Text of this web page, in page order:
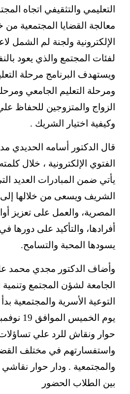
التعليمي والتثقيفي اتجاه
معالجة القضايا المجتمعية من
الإلكترونية ولجنة لم الشمل
لفئات المجتمع والذي يعود
ويستهدف البرنامج مرحلة
ومرحلة التعليم الجامعي
الزواج والمتزوجين للحفاظ
وكيفية اختيار الشريك .
قال الدكتور أسامه الحديدي
الفتوي الإلكترونية ، خلال
يأتي ضمن المبادرات العديد
الشريف ويسعى من خلالها إلى
المصرية، والعمل على تعزيز
أفرادها، والتأكيد على دورها
يسودها المحبة والتسامح.
وأضاف الدكتور مجدي محمد
الجامعة لشؤن المجتمع وتنمية
التوعية الأسرية والمجتمعية
يوم
حوار ونقاش للرد علي
واستفسارتهم في مختلف
والمجتمعية . ودار حوار
بين الطلاب الحضور